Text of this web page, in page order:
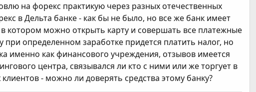
на форекс практикую через разных отечественных
в Дельта банке - как бы не было, но все же банк имеет
котором можно открыть карту и совершать все платежные
определенном заработке придется платить налог, но
именно как финансового учреждения, отзывов имеется
центра, связывался ли кто с ними или же торгует в
- можно ли доверять средства этому банку?